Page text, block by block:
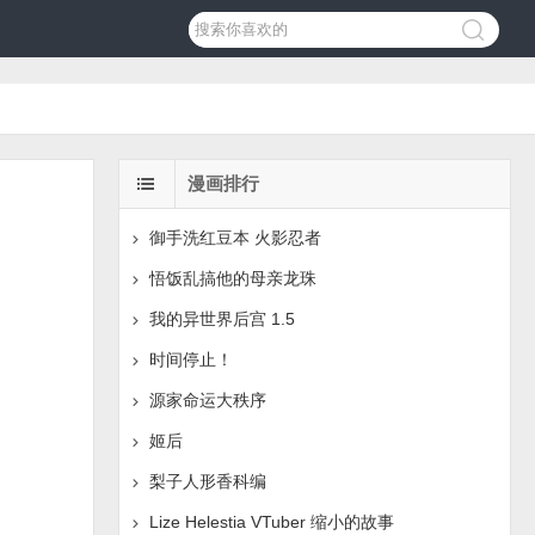
漫画排行
御手洗红豆本 火影忍者
悟饭乱搞他的母亲龙珠
我的异世界后宫 1.5
时间停止！
源家命运大秩序
姬后
梨子人形香科编
Lize Helestia VTuber 缩小的故事